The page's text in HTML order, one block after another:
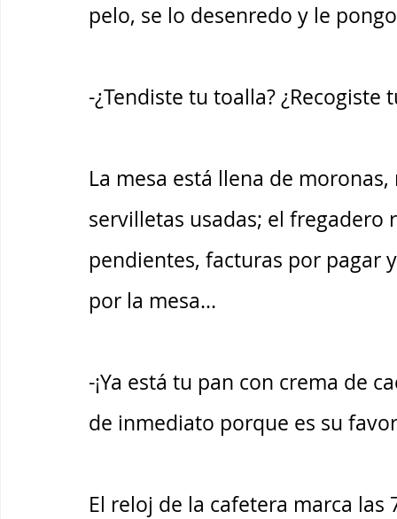
pelo, se lo desenredo y le
-¿Tendiste tu toalla? ¿Recogiste
La mesa está llena de
servilletas usadas; el
pendientes, facturas por pagar
por la mesa...
-¡Ya está tu pan con crema de
de inmediato porque es su
El reloj de la cafetera marca